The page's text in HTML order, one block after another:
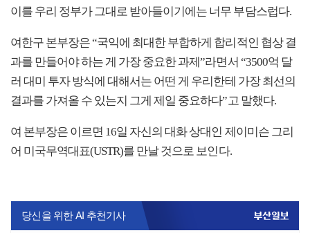
이를 우리 정부가 그대로 받아들이기에는 너무 부담스럽다.
여한구 본부장은 “국익에 최대한 부합하게 합리적인 협상 결
과를 만들어야 하는 게 가장 중요한 과제”라면서 “3500억 달
러 대미 투자 방식에 대해서는 어떤 게 우리한테 가장 최선의
결과를 가져올 수 있는지 그게 제일 중요하다”고 말했다.
여 본부장은 이르면 16일 자신의 대화 상대인 제이미슨 그리
어 미국무역대표(USTR)를 만날 것으로 보인다.